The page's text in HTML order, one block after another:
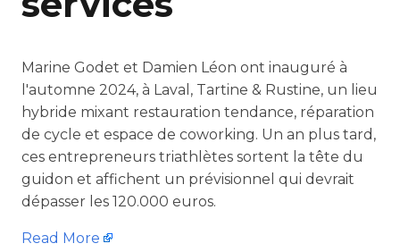
Marine Godet et Damien Léon ont inauguré à
l'automne 2024, à Laval, Tartine & Rustine, un lieu
hybride mixant restauration tendance, réparation
de cycle et espace de coworking. Un an plus tard,
ces entrepreneurs triathlètes sortent la tête du
guidon et affichent un prévisionnel qui devrait
dépasser les 120.000 euros.
Read More